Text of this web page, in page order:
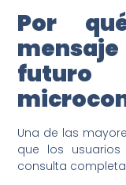
Por
Una de las
que los
consulta